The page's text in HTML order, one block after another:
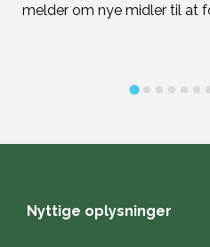
melder om nye midler til at
Nyttige oplysninger